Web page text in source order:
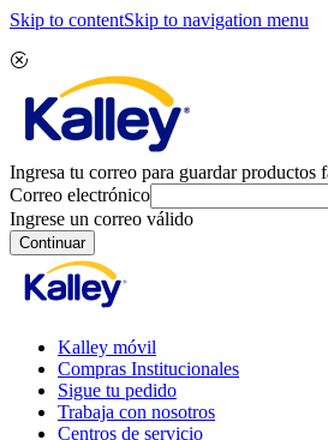
Skip to contentSkip to navigation menu
Ingresa tu correo para guardar productos
Correo electrónico
Ingrese un correo válido
Continuar
Kalley móvil
Compras Institucionales
Sigue tu pedido
Trabaja con nosotros
Centros de servicio